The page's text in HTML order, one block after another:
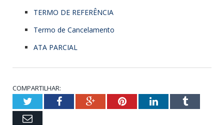
TERMO DE REFERÊNCIA
Termo de Cancelamento
ATA PARCIAL
COMPARTILHAR:
TwitterFacebookGoogle+PinterestLinkedInTumblr
Email